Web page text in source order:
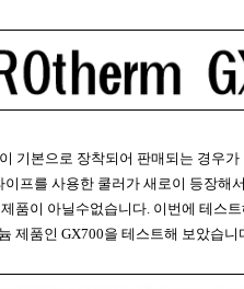
기본으로 장착되어 판매되는 경우
프를 사용한 쿨러가 새로이 등장해
품이 아닐수없습니다. 이번에 테스
제품인 GX700을 테스트해 보았습니